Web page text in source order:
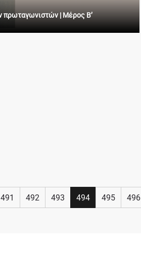
πρωταγωνιστών | Μέρος Β’
491 492 493 494 495 496